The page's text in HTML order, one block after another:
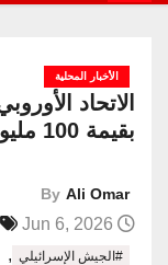
الأخبار المحلية
الاتحاد
بقيمة 100 مليون يورو
By Ali Omar
#الجيش الإسرائيلي ,